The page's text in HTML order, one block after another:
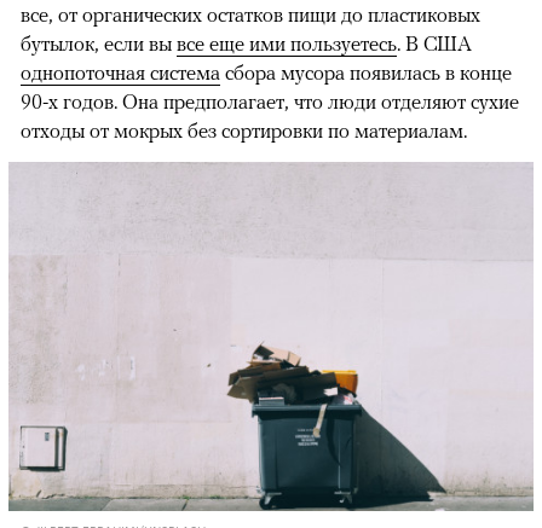
все, от органических остатков пищи до пластиковых
бутылок, если вы все еще ими пользуетесь. В США
однопоточная система сбора мусора появилась в конце
90-х годов. Она предполагает, что люди отделяют сухие
отходы от мокрых без сортировки по материалам.